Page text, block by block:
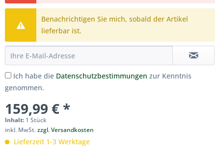
Benachrichtigen Sie mich, sobald der Artikel
lieferbar ist.
Ich habe die Datenschutzbestimmungen zur Kenntnis
genommen.
159,99 € *
Inhalt: 1 Stück
inkl. MwSt.zzgl. Versandkosten
Lieferzeit 1-3 Werktage